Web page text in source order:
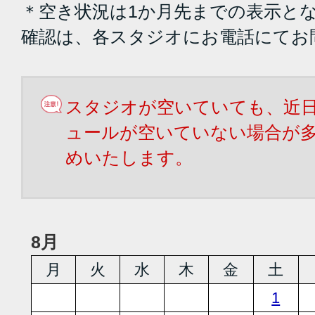
＊空き状況は1か月先までの表示と
確認は、各スタジオにお電話にて
スタジオが空いていても、近
ュールが空いていない場合が
めいたします。
8月
月 火 水 木 金 土
1